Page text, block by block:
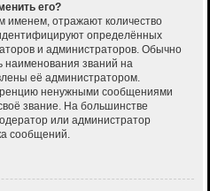
его?
отражают количество
определённых
и администраторов. Обычно
званий на
её администратором.
ненужными сообщениями
звание. На большинстве
или администратор
сообщений.